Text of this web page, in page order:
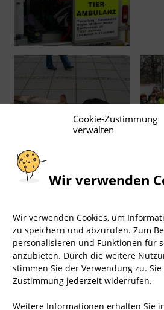
Cookie-Zustimmung
verwalten
Wir verwenden
Wir verwenden Cookies, um
zu speichern und abzurufen. Zum
personalisieren und Funktionen für
anzubieten. Durch die weitere
stimmen Sie der Verwendung zu.
Zustimmung jederzeit widerrufen.
Weitere Informationen erhalten Sie